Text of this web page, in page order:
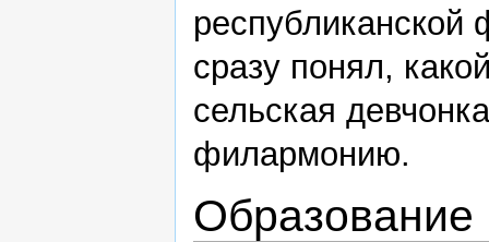
сразу понял,
сельская
филармонию.
Образование